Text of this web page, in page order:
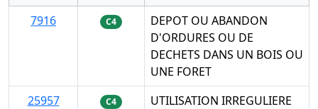
7916
C4
DEPOT OU ABANDON
D'ORDURES OU DE
DECHETS DANS UN BOIS OU
UNE FORET
25957
C4
UTILISATION IRREGULIERE